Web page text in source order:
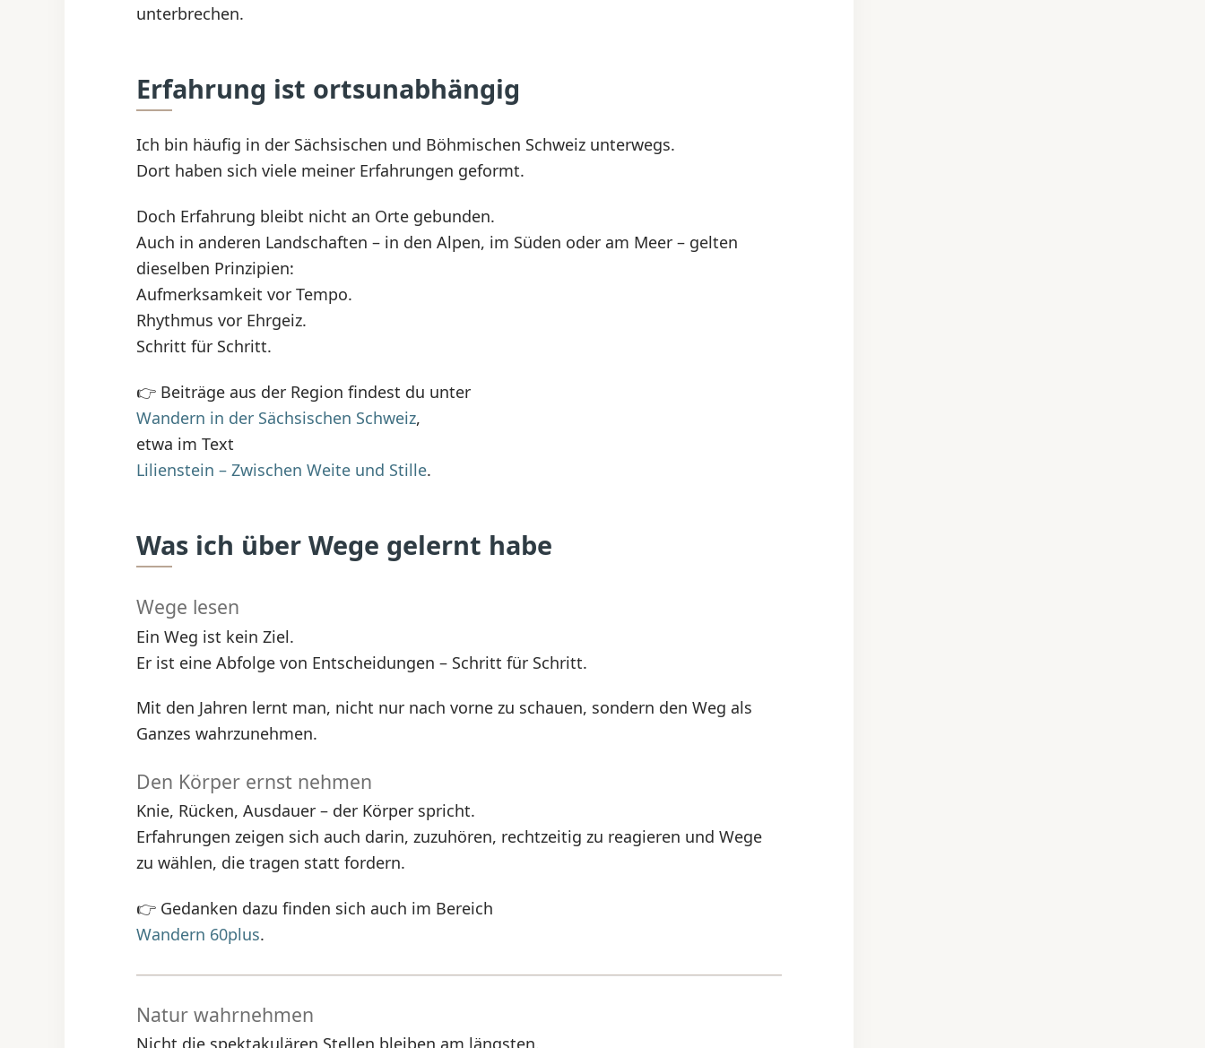
unterbrechen.
Erfahrung ist ortsunabhängig
Ich bin häufig in der Sächsischen und Böhmischen Schweiz unterwegs.
Dort haben sich viele meiner Erfahrungen geformt.
Doch Erfahrung bleibt nicht an Orte gebunden.
Auch in anderen Landschaften – in den Alpen, im Süden oder am Meer – gelten
dieselben Prinzipien:
Aufmerksamkeit vor Tempo.
Rhythmus vor Ehrgeiz.
Schritt für Schritt.
👉 Beiträge aus der Region findest du unter
Wandern in der Sächsischen Schweiz,
etwa im Text
Lilienstein – Zwischen Weite und Stille.
Was ich über Wege gelernt habe
Wege lesen
Ein Weg ist kein Ziel.
Er ist eine Abfolge von Entscheidungen – Schritt für Schritt.
Mit den Jahren lernt man, nicht nur nach vorne zu schauen, sondern den Weg als
Ganzes wahrzunehmen.
Den Körper ernst nehmen
Knie, Rücken, Ausdauer – der Körper spricht.
Erfahrungen zeigen sich auch darin, zuzuhören, rechtzeitig zu reagieren und Wege
zu wählen, die tragen statt fordern.
👉 Gedanken dazu finden sich auch im Bereich
Wandern 60plus.
Natur wahrnehmen
Nicht die spektakulären Stellen bleiben am längsten.